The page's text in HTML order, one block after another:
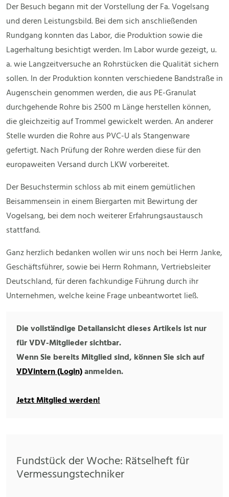
Der Besuch begann mit der Vorstellung der Fa. Vogelsang
und deren Leistungsbild. Bei dem sich anschließenden
Rundgang konnten das Labor, die Produktion sowie die
Lagerhaltung besichtigt werden. Im Labor wurde gezeigt, u.
a. wie Langzeitversuche an Rohrstücken die Qualität sichern
sollen. In der Produktion konnten verschiedene Bandstraße in
Augenschein genommen werden, die aus PE-Granulat
durchgehende Rohre bis 2500 m Länge herstellen können,
die gleichzeitig auf Trommel gewickelt werden. An anderer
Stelle wurden die Rohre aus PVC-U als Stangenware
gefertigt. Nach Prüfung der Rohre werden diese für den
europaweiten Versand durch LKW vorbereitet.
Der Besuchstermin schloss ab mit einem gemütlichen
Beisammensein in einem Biergarten mit Bewirtung der
Vogelsang, bei dem noch weiterer Erfahrungsaustausch
stattfand.
Ganz herzlich bedanken wollen wir uns noch bei Herrn Janke,
Geschäftsführer, sowie bei Herrn Rohmann, Vertriebsleiter
Deutschland, für deren fachkundige Führung durch ihr
Unternehmen, welche keine Frage unbeantwortet ließ.
Die vollständige Detailansicht dieses Artikels ist nur
für VDV-Mitglieder sichtbar.
Wenn Sie bereits Mitglied sind, können Sie sich auf
VDVintern (Login)anmelden.
Jetzt Mitglied werden!
Fundstück der Woche: Rätselheft für
Vermessungstechniker